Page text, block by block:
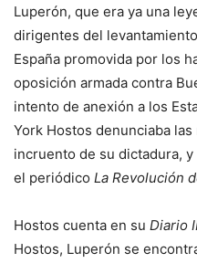
Luperón, que era ya una
dirigentes del
España promovida por los
oposición armada contra
intento de anexión a los
York Hostos denunciaba
incruento de su dictadura,
el periódico La Revolución
Hostos cuenta en su Diario
Hostos, Luperón se